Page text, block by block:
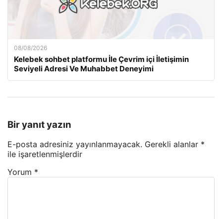
08/08/2026
Kelebek sohbet platformu İle Çevrim içi İletişimin
Seviyeli Adresi Ve Muhabbet Deneyimi
Bir yanıt yazın
E-posta adresiniz yayınlanmayacak. Gerekli alanlar *
ile işaretlenmişlerdir
Yorum *